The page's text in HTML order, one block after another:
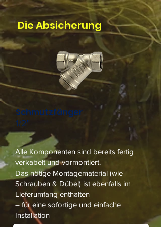
Die Absicherung
Schmutzfänger
1/2"
Alle Komponenten sind bereits fertig
verkabelt und vormontiert.
Das nötige Montagematerial (wie
Schrauben & Dübel) ist ebenfalls im
Lieferumfang enthalten
– für eine sofortige und einfache
Installation